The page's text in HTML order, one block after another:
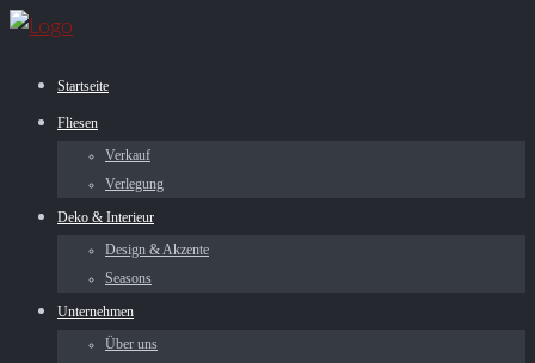
Startseite
Fliesen
Verkauf
Verlegung
Deko & Interieur
Design & Akzente
Seasons
Unternehmen
Über uns